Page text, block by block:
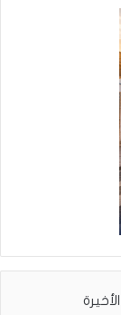
الأخيرة